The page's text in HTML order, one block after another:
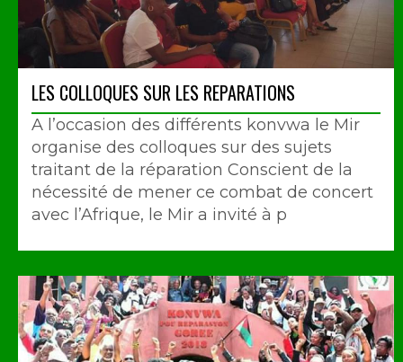
LES COLLOQUES SUR LES REPARATIONS
A l’occasion des différents konvwa le Mir
organise des colloques sur des sujets
traitant de la réparation Conscient de la
nécessité de mener ce combat de concert
avec l’Afrique, le Mir a invité à p